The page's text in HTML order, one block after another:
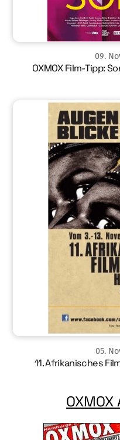
09.
OXMOX Film-Tipp:
05.
11. Afrikanisches
OXMOX